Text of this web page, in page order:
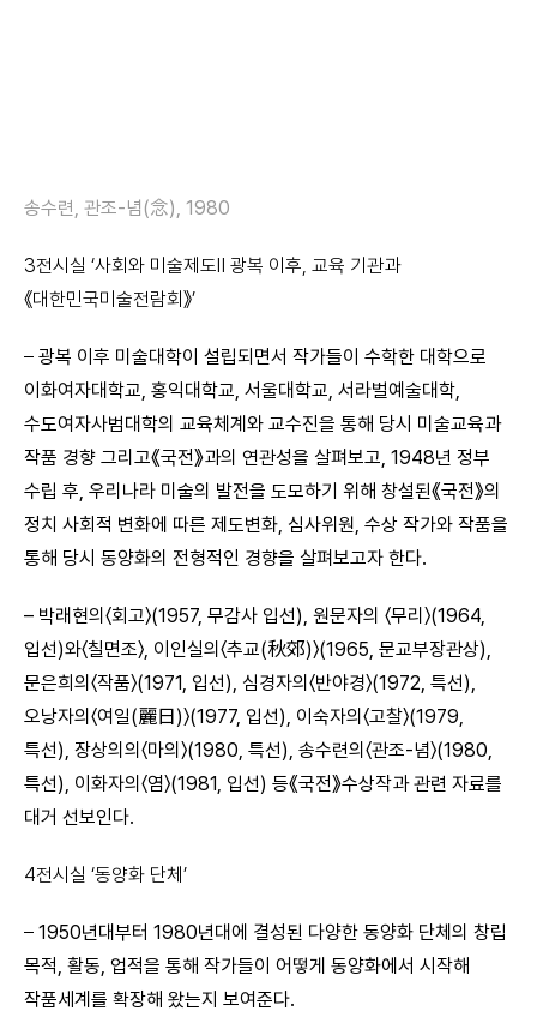
송수련, 관조-념(念), 1980
3전시실 ‘사회와 미술제도 광복 이후, 교육 기관과
《대한민국미술전람회 》’
– 광복 이후 미술대학이 설립되면서 작가들이 수학한 대학으로
이화여자대학교, 홍익대학교, 서울대학교, 서라벌예술대학,
수도여자사범대학의 교육체계와 교수진을 통해 당시 미술교육과
작품 경향 그리고《국전》과의 연관성을 살펴보고, 1948년 정부
수립 후, 우리나라 미술의 발전을 도모하기 위해 창설된《국전》의
정치 사회적 변화에 따른 제도변화, 심사위원, 수상 작가와 작품을
통해 당시 동양화의 전형적인 경향을 살펴보고자 한다.
– 박래현의〈회고〉(1957, 무감사 입선), 원문자의 〈무리〉(1964,
입선)와〈칠면조〉, 이인실의〈추교(秋郊)〉(1965, 문교부장관상),
문은희의〈작품〉(1971, 입선), 심경자의〈반야경〉(1972, 특선),
오낭자의〈여일(麗日)〉(1977, 입선), 이숙자의〈고찰〉(1979,
특선), 장상의의〈마의〉(1980, 특선), 송수련의〈관조-념〉(1980,
특선), 이화자의〈염〉(1981, 입선) 등《국전》수상작과 관련 자료를
대거 선보인다.
4전시실 ‘동양화 단체 ’
– 1950년대부터 1980년대에 결성된 다양한 동양화 단체의 창립
목적, 활동, 업적을 통해 작가들이 어떻게 동양화에서 시작해
작품세계를 확장해 왔는지 보여준다.